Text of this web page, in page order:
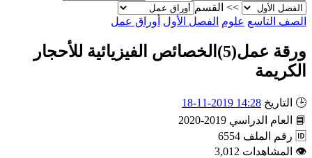
>>
القسم
الصف التاسع علوم الفصل الأول أوراق عمل
ورقة عمل(5)الخصائص الفيزيائية للأحجار
الكريمة
🕒 التاريخ 14:28 2019-11-18
📘
العام الدراسي 2019-2020
🆔 رقم الملف 6554
👁
المشاهدات 3,012